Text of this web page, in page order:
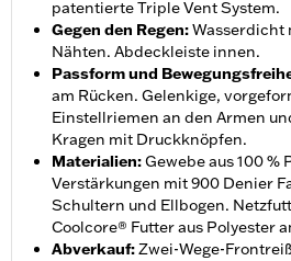
patentierte Triple Vent System.
Gegen den Regen:Wasserdicht
Nähten. Abdeckleiste innen.
Passform und
am Rücken. Gelenkige,
Einstellriemen an den Armen
Kragen mit Druckknöpfen.
Materialien:Gewebe aus 100 %
Verstärkungen mit 900 Denier
Schultern und Ellbogen.
Coolcore® Futter aus Polyester
Abverkauf:Zwei-Wege-